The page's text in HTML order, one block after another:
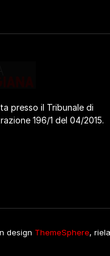
presso il Tribunale di
196/1 del 04/2015.
design ThemeSphere,